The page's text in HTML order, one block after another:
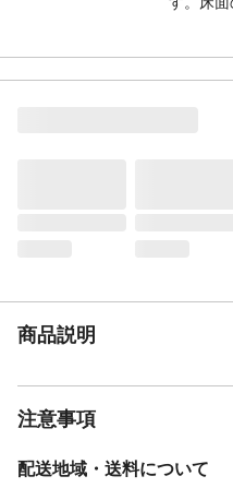
可/()内は
素材
200kg、
〃
商品説明
注意事項
配送地域・送料について